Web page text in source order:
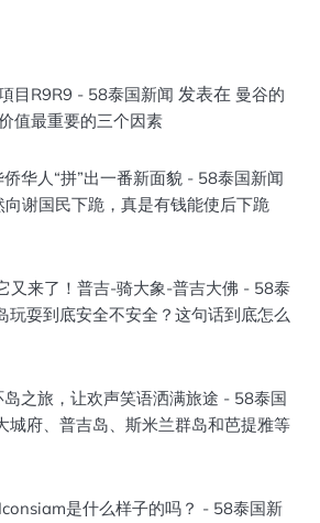
目R9R9 - 58泰国新闻 发表在 曼谷的
值最重要的三个因素
华人“拼”出一番新面貌 - 58泰国新闻
谢国民下跪，真是有钱能使后下跪
又来了！普吉-骑大象-普吉大佛 - 58泰
玩耍到底安全不安全？这句话到底怎么
之旅，让欢声笑语洒满旅途 - 58泰国
城府、普吉岛、斯米兰群岛和芭提雅等
是什么样子的吗？ - 58泰国新